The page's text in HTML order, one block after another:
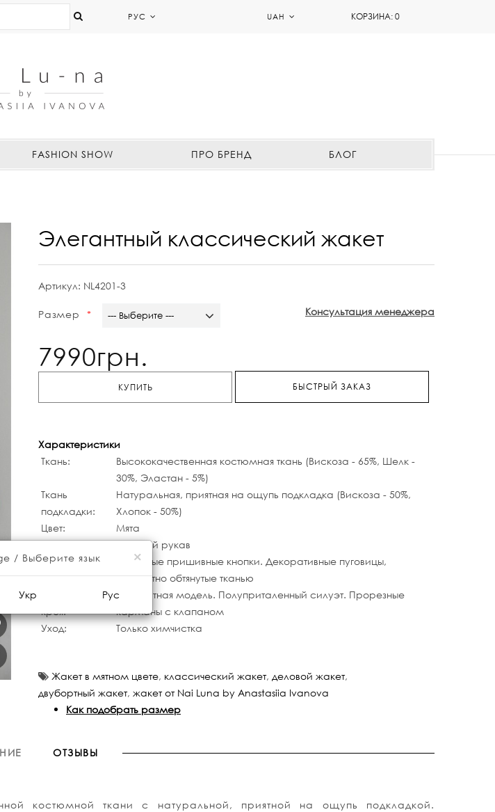
РУС UAH КОРЗИНА:0
FASHION SHOW ПРО БРЕНД БЛОГ
Элегантный классический жакет
Артикул: NL4201-3
Консультация менеджера
Размер --- Выберите ---
7990грн.
КУПИТЬ БЫСТРЫЙ ЗАКАЗ
Характеристики
Ткань:
Высококачественная костюмная ткань (Вискоза - 65%, Шелк -
30%, Эластан - 5%)
Ткань
подкладки:
Натуральная, приятная на ощупь подкладка (Вискоза - 50%,
Хлопок - 50%)
Цвет:
Мята
Рукав:
Длинный рукав
Вид застежки:
Потайные пришивные кнопки. Декоративные пуговицы,
деликатно обтянутые тканью
Особенности
кроя:
Двубортная модель. Полуприталенный силуэт. Прорезные
карманы с клапаном
Уход:
Только химчистка
Жакет в мятном цвете, классический жакет, деловой жакет,
двубортный жакет, жакет от Nai Luna by Anastasiia Ivanova
Как подобрать размер
ОТЗЫВЫ
костюмной ткани с натуральной, приятной на ощупь подкладкой.
×
/ Выберите язык
Укр Рус